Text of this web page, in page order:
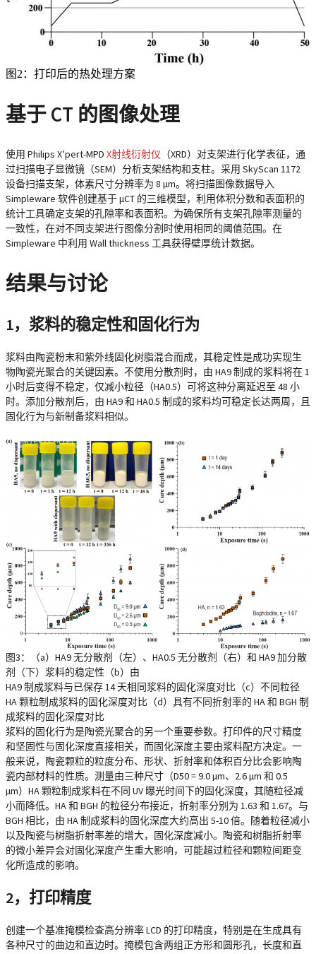
图2：打印后的热处理方案
基于 CT 的图像处理
使用 Philips X’pert-MPD X射线衍射仪 （XRD）对支架进行化学表征，通
过扫描电子显微镜（SEM）分析支架结构和支柱。采用 SkyScan 1172
设备扫描支架，体素尺寸分辨率为 8 µm。将扫描图像数据导入
Simpleware 软件创建基于 μCT 的三维模型，利用体积分数和表面积的
统计工具确定支架的孔隙率和表面积。为确保所有支架孔隙率测量的
一致性，在对不同支架进行图像分割时使用相同的阈值范围。在
Simpleware 中利用 Wall thickness 工具获得壁厚统计数据。
结果与讨论
1，浆料的稳定性和固化行为
浆料由陶瓷粉末和紫外线固化树脂混合而成，其稳定性是成功实现生
物陶瓷光聚合的关键因素。不使用分散剂时，由 HA9 制成的浆料将在 1
小时后变得不稳定，仅减小粒径（HA0.5）可将这种分离延迟至 48 小
时。添加分散剂后，由 HA9 和 HA0.5 制成的浆料均可稳定长达两周，且
固化行为与新制备浆料相似。
图3：（a）HA9 无分散剂（左）、HA0.5 无分散剂（右）和 HA9 加分散
剂（下）浆料的稳定性（b）由
HA9 制成浆料与已保存 14 天相同浆料的固化深度对比（c）不同粒径
HA 颗粒制成浆料的固化深度对比（d）具有不同折射率的 HA 和 BGH 制
成浆料的固化深度对比
浆料的固化行为是陶瓷光聚合的另一个重要参数。打印件的尺寸精度
和坚固性与固化深度直接相关，而固化深度主要由浆料配方决定。一
般来说，陶瓷颗粒的粒度分布、形状、折射率和体积百分比会影响陶
瓷内部材料的性质。测量由三种尺寸（D50 = 9.0 µm、2.6 µm 和 0.5
µm）HA 颗粒制成浆料在不同 UV 曝光时间下的固化深度，其随粒径减
小而降低。HA 和 BGH 的粒径分布接近，折射率分别为 1.63 和 1.67。与
BGH 相比，由 HA 制成浆料的固化深度大约高出 5-10 倍。随着粒径减小
以及陶瓷与树脂折射率差的增大，固化深度减小。陶瓷和树脂折射率
的微小差异会对固化深度产生重大影响，可能超过粒径和颗粒间距变
化所造成的影响。
2，打印精度
创建一个基准掩模检查高分辨率 LCD 的打印精度，特别是在生成具有
各种尺寸的曲边和直边时。掩模包含两组正方形和圆形孔，长度和直